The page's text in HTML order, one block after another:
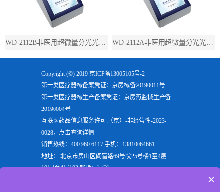
WD-2112B非医用超微量分光光度计（带荧光） WD-2112A非医用超微量分光光度计（不带荧光）
Copyright (©) 2019 京ICP备13005105号-2
第一类医疗器械备案凭证：京房械备20190011号
第一类医疗器械生产备案凭证：京房药监械生产备
20190004号
互联网药品信息服务许可:（京）-非经营性-2023-
0028，点击查询详情
销售热线：400 960 6117 手机：13810064661
地址： 北京市房山区阎富路69号院25号楼1至4层
101,1至4层102 邮箱：ly@ly.com.cn
×